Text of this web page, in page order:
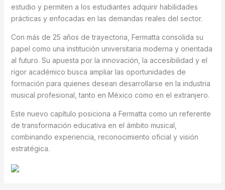
estudio y permiten a los estudiantes adquirir habilidades
prácticas y enfocadas en las demandas reales del sector.
Con más de 25 años de trayectoria, Fermatta consolida su
papel como una institución universitaria moderna y orientada
al futuro. Su apuesta por la innovación, la accesibilidad y el
rigor académico busca ampliar las oportunidades de
formación para quienes desean desarrollarse en la industria
musical profesional, tanto en México como en el extranjero.
Este nuevo capítulo posiciona a Fermatta como un referente
de transformación educativa en el ámbito musical,
combinando experiencia, reconocimiento oficial y visión
estratégica.